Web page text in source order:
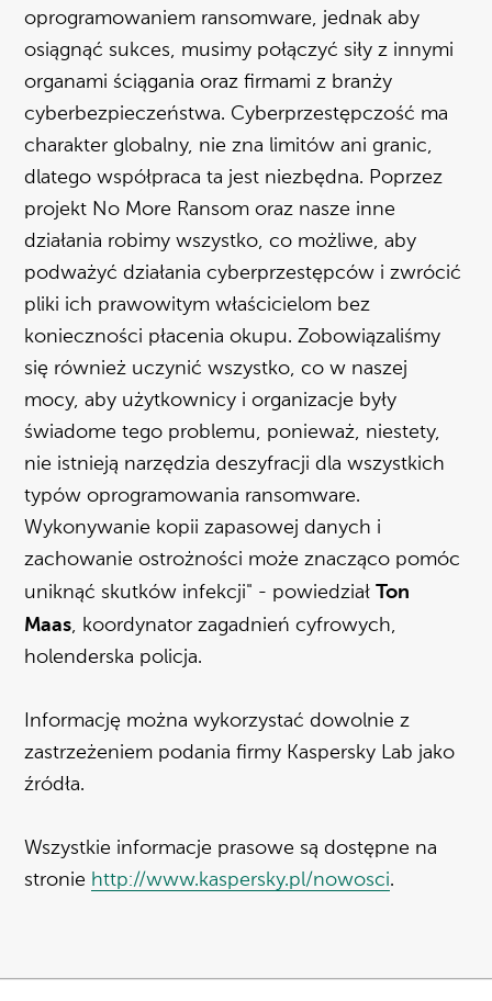
oprogramowaniem ransomware, jednak aby
osiągnąć sukces, musimy połączyć siły z innymi
organami ściągania oraz firmami z branży
cyberbezpieczeństwa. Cyberprzestępczość ma
charakter globalny, nie zna limitów ani granic,
dlatego współpraca ta jest niezbędna. Poprzez
projekt No More Ransom oraz nasze inne
działania robimy wszystko, co możliwe, aby
podważyć działania cyberprzestępców i zwrócić
pliki ich prawowitym właścicielom bez
konieczności płacenia okupu. Zobowiązaliśmy
się również uczynić wszystko, co w naszej
mocy, aby użytkownicy i organizacje były
świadome tego problemu, ponieważ, niestety,
nie istnieją narzędzia deszyfracji dla wszystkich
typów oprogramowania ransomware.
Wykonywanie kopii zapasowej danych i
zachowanie ostrożności może znacząco pomóc
uniknąć skutków infekcji" - powiedziałTon
Maas, koordynator zagadnień cyfrowych,
holenderska policja.
Informację można wykorzystać dowolnie z
zastrzeżeniem podania firmy Kaspersky Lab jako
źródła.
Wszystkie informacje prasowe są dostępne na
stronie http://www.kaspersky.pl/nowosci.